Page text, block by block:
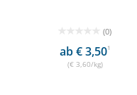
(0)
ab € 3,501
(€ 3,60/kg)